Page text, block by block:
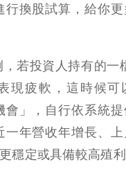
行換股試算 ，給你
若投資人持有的一
現疲軟，這時候可
會」，自行依系統
一年營收年增長、
穩定或具備較高殖